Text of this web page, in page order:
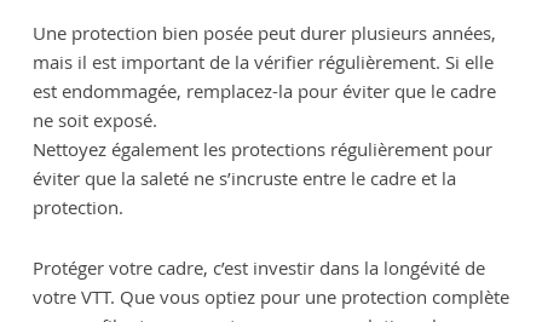
Une protection bien posée peut durer plusieurs années,
mais il est important de la vérifier régulièrement. Si elle
est endommagée, remplacez-la pour éviter que le cadre
ne soit exposé.
Nettoyez également les protections régulièrement pour
éviter que la saleté ne s’incruste entre le cadre et la
protection.
Protéger votre cadre, c’est investir dans la longévité de
votre VTT. Que vous optiez pour une protection complète